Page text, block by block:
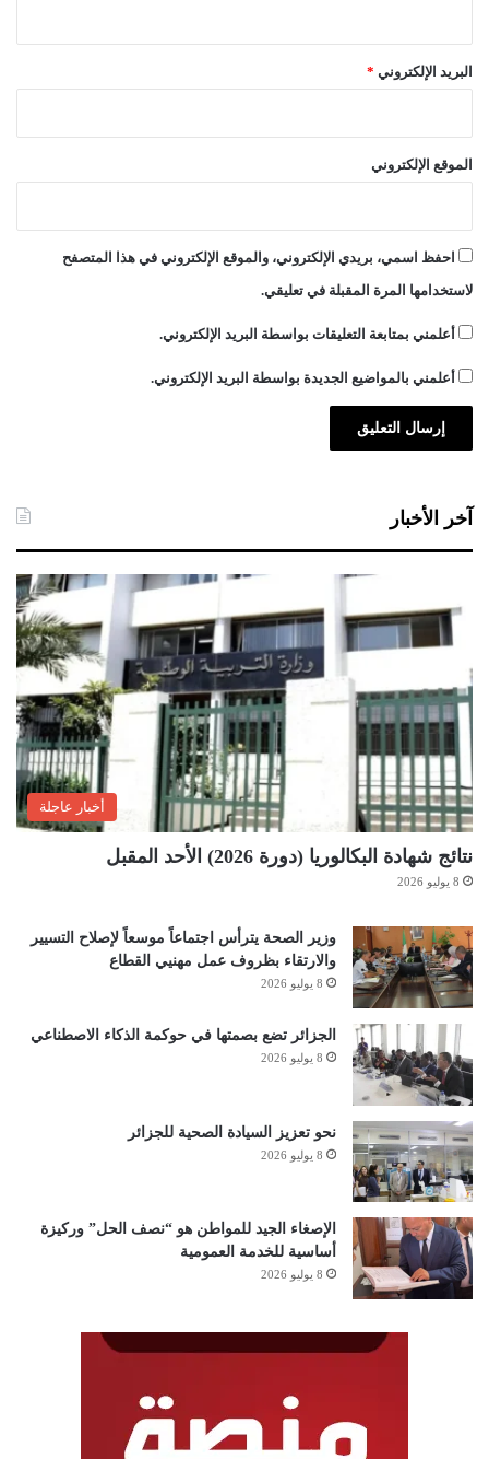
البريد الإلكتروني *
الموقع الإلكتروني
احفظ اسمي، بريدي الإلكتروني، والموقع الإلكتروني في هذا المتصفح
لاستخدامها المرة المقبلة في تعليقي.
أعلمني بمتابعة التعليقات بواسطة البريد الإلكتروني.
أعلمني بالمواضيع الجديدة بواسطة البريد الإلكتروني.
آخر الأخبار
أخبار عاجلة
نتائج شهادة البكالوريا (دورة 2026) الأحد المقبل
8 يوليو 2026
وزير الصحة يترأس اجتماعاً موسعاً لإصلاح التسيير
والارتقاء بظروف عمل مهنيي القطاع
8 يوليو 2026
الجزائر تضع بصمتها في حوكمة الذكاء الاصطناعي
8 يوليو 2026
نحو تعزيز السيادة الصحية للجزائر
8 يوليو 2026
الإصغاء الجيد للمواطن هو “نصف الحل” وركيزة
أساسية للخدمة العمومية
8 يوليو 2026